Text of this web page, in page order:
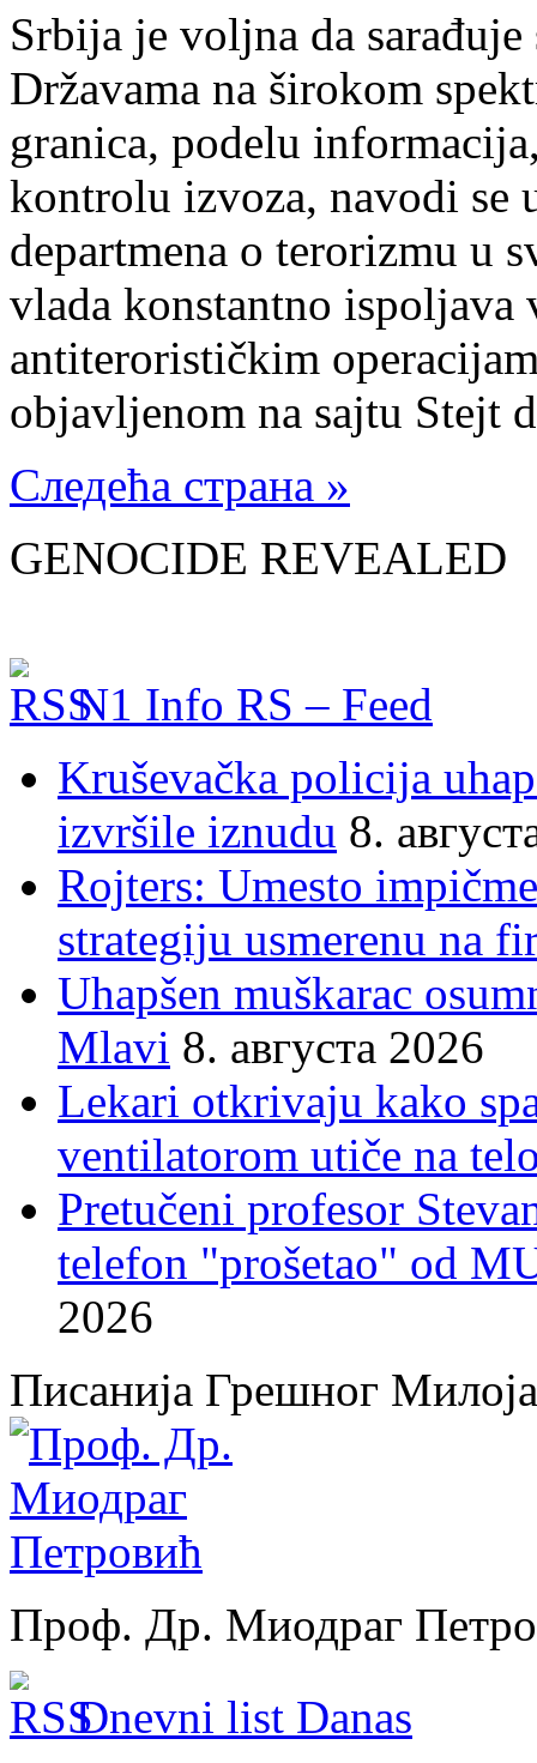
Srbija je voljna da
Državama na širokom
granica, podelu
kontrolu izvoza, navodi se
departmena o terorizmu u
vlada konstantno ispoljava
antiterorističkim
objavljenom na sajtu Stejt
Следећа страна »
GENOCIDE REVEALED
N1 Info RS – Feed
Kruševačka policija
izvršile iznudu 8.
Rojters: Umesto
strategiju usmerenu na
Uhapšen muškarac
Mlavi 8. августа 2026
Lekari otkrivaju kako
ventilatorom utiče na
Pretučeni profesor
telefon "prošetao" od
2026
Писанија Грешног Милоја
Проф. Др. Миодраг
Dnevni list Danas